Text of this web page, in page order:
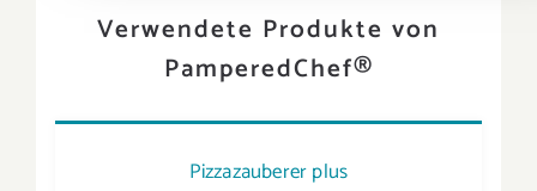
Verwendete Produkte von
PamperedChef®
Pizzazauberer plus